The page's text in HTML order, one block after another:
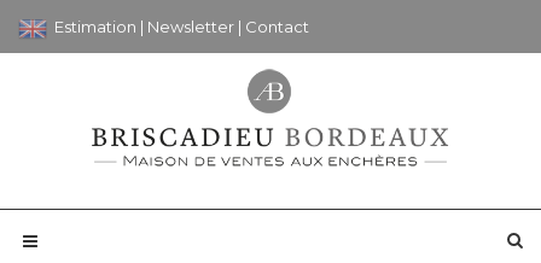
Estimation | Newsletter | Contact